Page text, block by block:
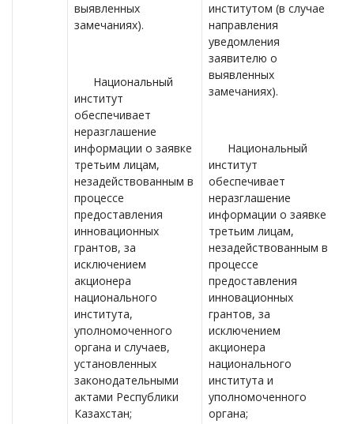
выявленных
замечаниях).
Национальный
институт
обеспечивает
неразглашение
информации о заявке
третьим лицам,
незадействованным в
процессе
предоставления
инновационных
грантов, за
исключением
акционера
национального
института,
уполномоченного
органа и случаев,
установленных
законодательными
актами Республики
Казахстан;
институтом (в случае
направления
уведомления
заявителю о
выявленных
замечаниях).
Национальный
институт
обеспечивает
неразглашение
информации о заявке
третьим лицам,
незадействованным в
процессе
предоставления
инновационных
грантов, за
исключением
акционера
национального
института и
уполномоченного
органа;